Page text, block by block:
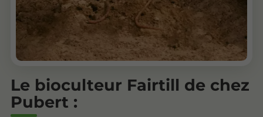
Le bioculteur Fairtill de chez
Pubert :